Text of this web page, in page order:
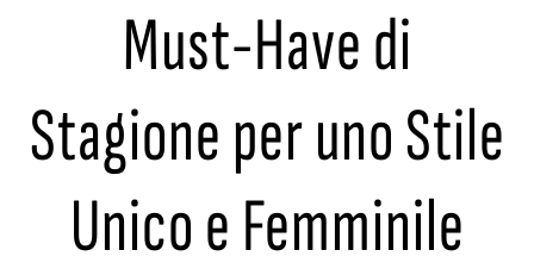
Must-Have di
Stagione per uno Stile
Unico e Femminile